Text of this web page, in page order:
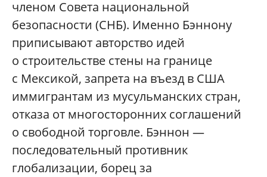
членом Совета национальной
безопасности (СНБ). Именно Бэннону
приписывают авторство идей
о строительстве стены на границе
с Мексикой, запрета на въезд в США
иммигрантам из мусульманских стран,
отказа от многосторонних соглашений
о свободной торговле. Бэннон —
последовательный противник
глобализации, борец за